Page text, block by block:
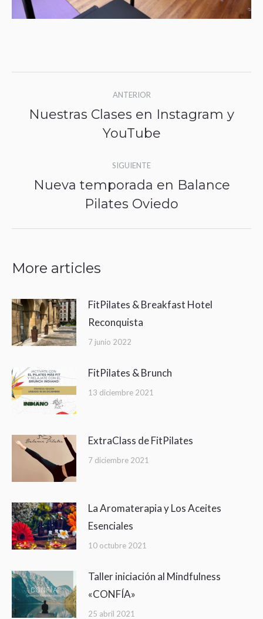
entre
publicaciones
ANTERIOR
Publicación
anterior:
Nuestras Clases en Instagram y
YouTube
SIGUIENTE
Publicación
siguiente:
Nueva temporada en Balance
Pilates Oviedo
More articles
FitPilates & Breakfast Hotel
Reconquista
7 junio 2022
FitPilates & Brunch
13 diciembre 2021
ExtraClass de FitPilates
7 diciembre 2021
La Aromaterapia y Los Aceites
Esenciales
10 octubre 2021
Taller iniciación al Mindfulness
«CONFÍA»
25 abril 2021